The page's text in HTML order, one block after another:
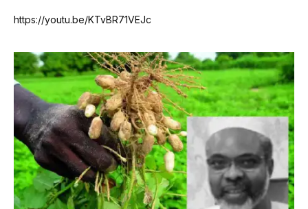
https://youtu.be/KTvBR71VEJc